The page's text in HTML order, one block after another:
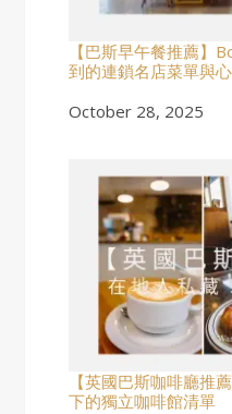
【巴斯早午餐推薦】
到的連鎖名店菜單與
Date
October 28, 2025
【英國巴斯咖啡廳推
下的獨立咖啡館清單